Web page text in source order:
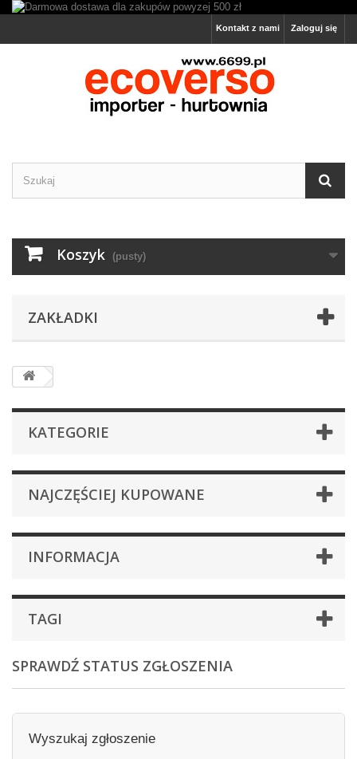
Zaloguj się
Kontakt z nami
Koszyk (pusty)
ZAKŁADKI
KATEGORIE
NAJCZĘŚCIEJ KUPOWANE
INFORMACJA
TAGI
SPRAWDŹ STATUS ZGŁOSZENIA
Wyszukaj zgłoszenie